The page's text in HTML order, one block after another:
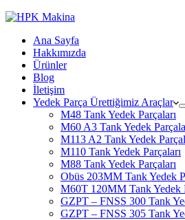
Ana Sayfa
Hakkımızda
Ürünler
Blog
İletişim
Yedek Parça Ürettiğimiz Araçlar
M48 Tank Yedek Parçaları
M60 A3 Tank Yedek
M113 A2 Tank Yedek
M110 Tank Yedek Parçaları
M88 Tank Yedek Parçaları
Obüs 203MM Tank Yedek
M60T 120MM Tank Yedek
GZPT – FNSS 300 Tank
GZPT – FNSS 305 Tank